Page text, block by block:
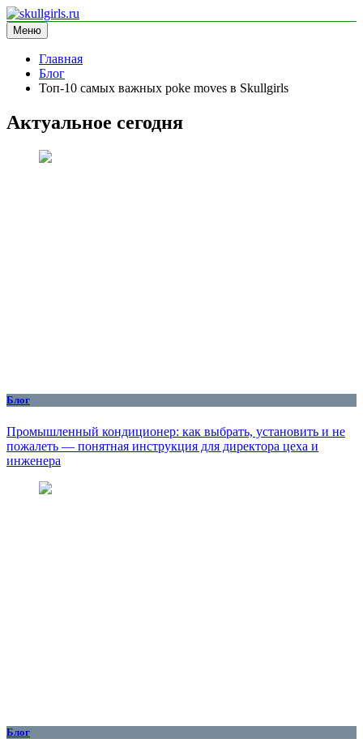
Перейти
к
содержимому
skullgirls.ru
информационный сайт
Меню
Главная
Блог
Топ-10 самых важных poke moves в Skullgirls
Актуальное сегодня
Блог
Промышленный кондиционер: как выбрать, установить и не
пожалеть — понятная инструкция для директора цеха и
инженера
Блог